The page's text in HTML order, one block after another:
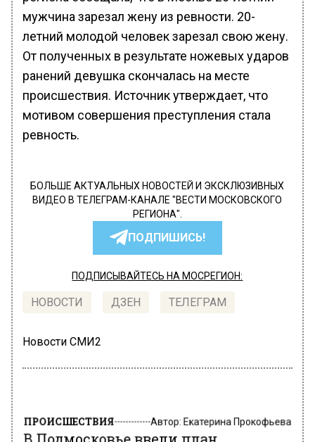
мужчина зарезал жену из ревности. 20-
летний молодой человек зарезал свою жену.
От полученных в результате ножевых ударов
ранений девушка скончалась на месте
происшествия. Источник утверждает, что
мотивом совершения преступления стала
ревность.
БОЛЬШЕ АКТУАЛЬНЫХ НОВОСТЕЙ И ЭКСКЛЮЗИВНЫХ
ВИДЕО В ТЕЛЕГРАМ-КАНАЛЕ "ВЕСТИ МОСКОВСКОГО
РЕГИОНА".
ПОДПИШИСЬ!
ПОДПИСЫВАЙТЕСЬ НА МОСРЕГИОН:
НОВОСТИ ДЗЕН ТЕЛЕГРАМ
Новости СМИ2
ПРОИСШЕСТВИЯ Автор: Екатерина Прокофьева
В Подмосковье ввели план